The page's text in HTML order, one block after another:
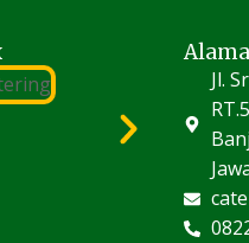
Jl.